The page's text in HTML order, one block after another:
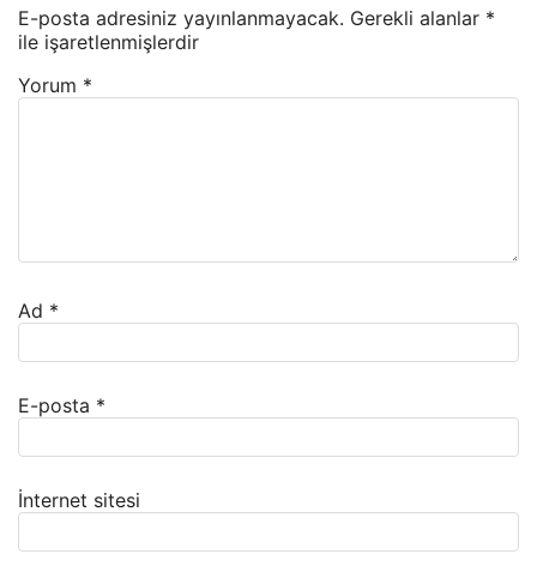
E-posta adresiniz yayınlanmayacak. Gerekli alanlar *
ile işaretlenmişlerdir
Yorum *
Ad *
E-posta *
İnternet sitesi